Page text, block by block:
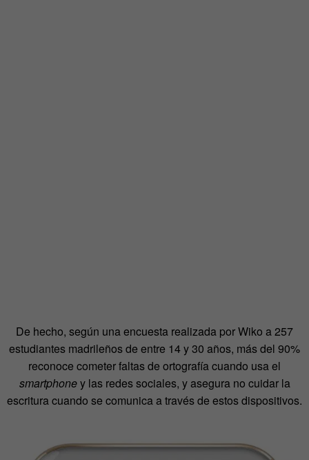
De hecho, según una encuesta realizada por Wiko a 257
estudiantes madrileños de entre 14 y 30 años, más del 90%
reconoce cometer faltas de ortografía cuando usa el
smartphoney las redes sociales, y asegura no cuidar la
escritura cuando se comunica a través de estos dispositivos.